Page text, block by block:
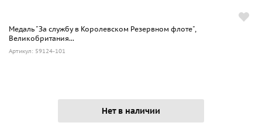
Медаль "За службу в Королевском Резервном флоте",
Великобритания...
Артикул: 59124-101
Нет в наличии